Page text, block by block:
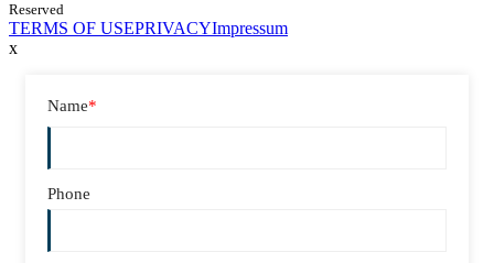
Reserved
TERMS OF USEPRIVACYImpressum
x
Name*
Phone